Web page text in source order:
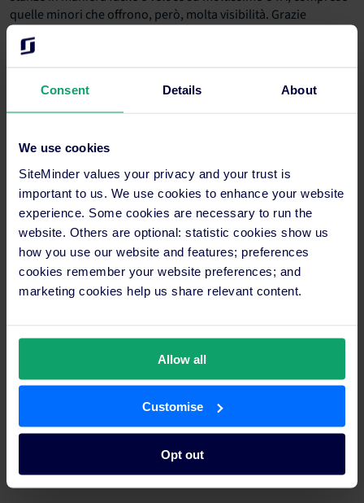
Consent Details About
We use cookies
SiteMinder values your privacy and your trust is
important to us. We use cookies to enhance your website
experience. Some cookies are necessary to run the
website. Others are optional: statistic cookies show us
how you use our website and features; preferences
cookies remember your website preferences; and
marketing cookies help us share relevant content.
Allow all
Customise
Opt out
quelle minori che offrono, però, molta visibilità. Grazie
all’integrazione con il
direttamente nel gestionale in tempo reale, con un notevole
OTA e mantenere la rate parity:
automatizzare molti processi, rinnovare la
nostra infrastruttura tecnologica e
aumentare le vendite, come nel caso delle
stanze deluxe, su cui ora riusciamo a
ottimizzare i ricavi rispetto al passato.
Sinceramente un prodotto come SiteMinder
si vende da solo”.